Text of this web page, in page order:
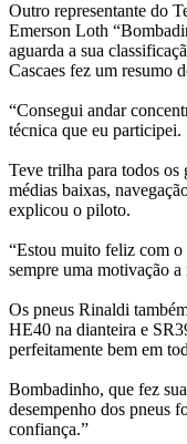
Outro representante do
Emerson Loth
aguarda a sua
Cascaes fez um resumo
“Consegui andar
técnica que eu participei.
Teve trilha para todos os
médias baixas,
explicou o piloto.
“Estou muito feliz com o
sempre uma motivação
Os pneus Rinaldi
HE40 na dianteira e
perfeitamente bem em
Bombadinho, que fez
desempenho dos pneus
confiança.”